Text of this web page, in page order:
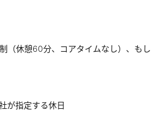
（休憩60分、コアタイムなし）、も
が指定する休日